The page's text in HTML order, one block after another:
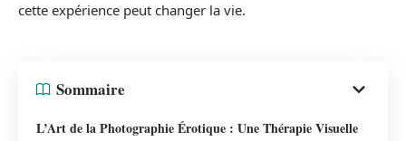
cette expérience peut changer la vie.
Sommaire
L’Art de la Photographie Érotique : Une Thérapie Visuelle